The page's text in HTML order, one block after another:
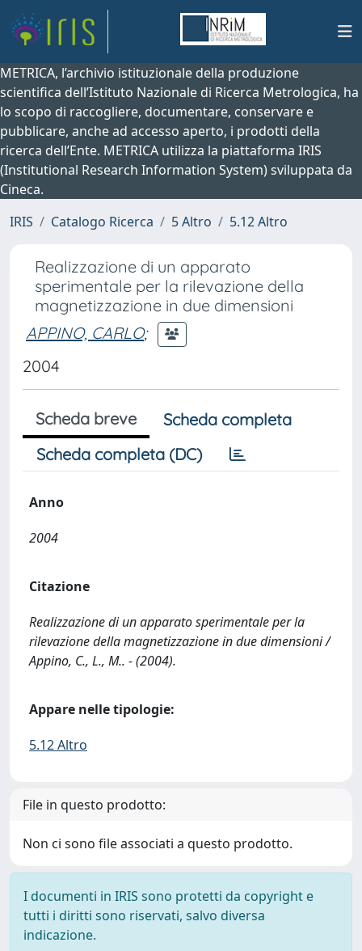
METRICA, l’archivio istituzionale della produzione
scientifica dell’Istituto Nazionale di Ricerca Metrologica, ha
lo scopo di raccogliere, documentare, conservare e
pubblicare, anche ad accesso aperto, i prodotti della
ricerca dell’Ente. METRICA utilizza la piattaforma IRIS
(Institutional Research Information System) sviluppata da
Cineca.
IRIS
Catalogo Ricerca 5 Altro 5.12 Altro
Realizzazione di un apparato
sperimentale per la rilevazione della
magnetizzazione in due dimensioni
APPINO, CARLO;
2004
Scheda breve
Scheda completa
Scheda completa (DC)
Anno
2004
Citazione
Realizzazione di un apparato sperimentale per la
rilevazione della magnetizzazione in due dimensioni /
Appino, C., L., M.. - (2004).
Appare nelle tipologie:
5.12 Altro
File in questo prodotto:
Non ci sono file associati a questo prodotto.
I documenti in IRIS sono protetti da copyright e
tutti i diritti sono riservati, salvo diversa
indicazione.